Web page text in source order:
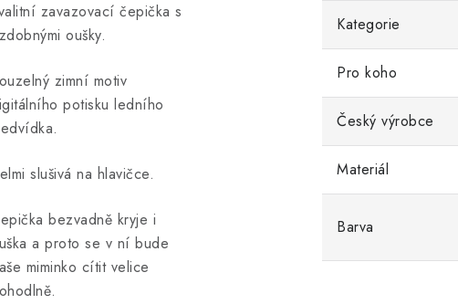
zavazovací čepička s
oušky.
zimní motiv
potisku ledního
slušivá na hlavičce.
bezvadně kryje i
a proto se v ní bude
miminko cítit velice
Kategorie
Pro koho
Český výrobce
Materiál
Barva